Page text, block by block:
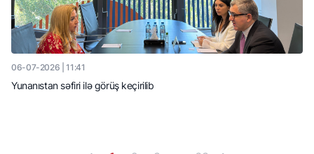
06-07-2026 | 11:41
Yunanıstan səfiri ilə görüş keçirilib